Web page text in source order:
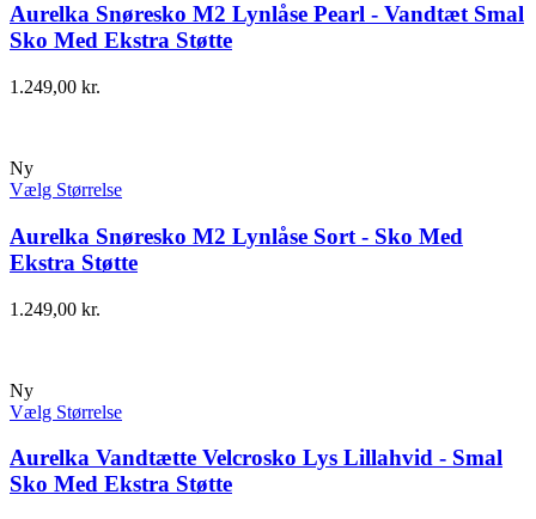
Aurelka Snøresko M2 Lynlåse Pearl - Vandtæt Smal
Sko Med Ekstra Støtte
1.249,00 kr.
Ny
Vælg Størrelse
Aurelka Snøresko M2 Lynlåse Sort - Sko Med
Ekstra Støtte
1.249,00 kr.
Ny
Vælg Størrelse
Aurelka Vandtætte Velcrosko Lys Lillahvid - Smal
Sko Med Ekstra Støtte